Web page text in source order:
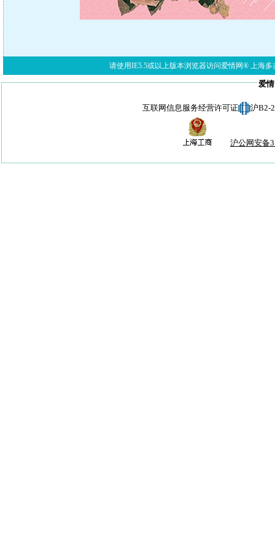
请使用IE5.5或以上版本浏览器访问爱情网® 上海多
爱
互联网信息服务经营许可证 沪B2-
沪公网安备